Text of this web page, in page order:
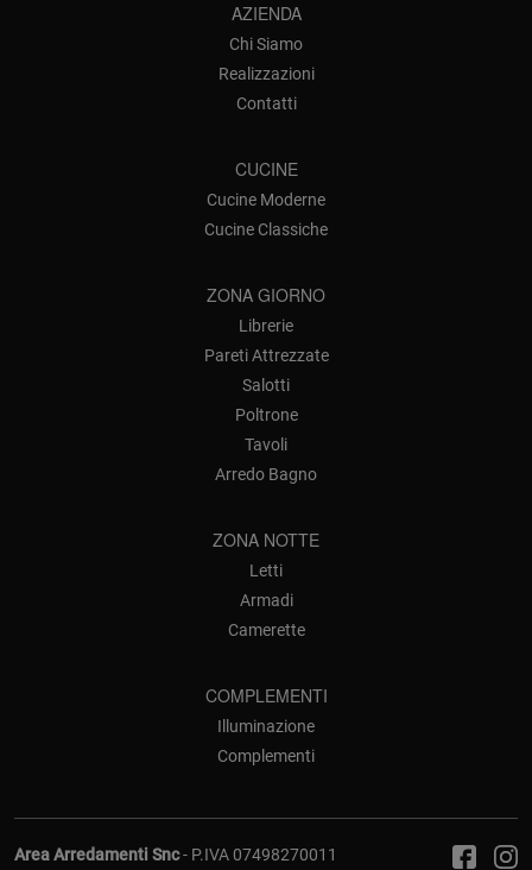
AZIENDA
Chi Siamo
Realizzazioni
Contatti
CUCINE
Cucine Moderne
Cucine Classiche
ZONA GIORNO
Librerie
Pareti Attrezzate
Salotti
Poltrone
Tavoli
Arredo Bagno
ZONA NOTTE
Letti
Armadi
Camerette
COMPLEMENTI
Illuminazione
Complementi
Area Arredamenti Snc- P.IVA 07498270011